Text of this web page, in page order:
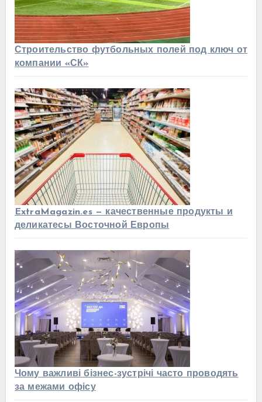
Строительство футбольных полей под ключ от
компании «СК»
ExtraMagazin.es — качественные продукты и
деликатесы Восточной Европы
Чому важливі бізнес-зустрічі часто проводять
за межами офісу